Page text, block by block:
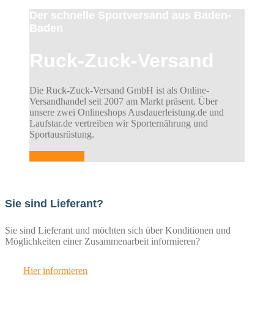
Der schnelle Sportversand aus Baden-
Baden
Ruck-Zuck-Versand
Die Ruck-Zuck-Versand GmbH ist als Online-
Versandhandel seit 2007 am Markt präsent. Über
unsere zwei Onlineshops Ausdauerleistung.de und
Laufstar.de vertreiben wir Sporternährung und
Sportausrüstung.
Sie sind Lieferant?
Sie sind Lieferant und möchten sich über Konditionen und
Möglichkeiten einer Zusammenarbeit informieren?
Hier informieren